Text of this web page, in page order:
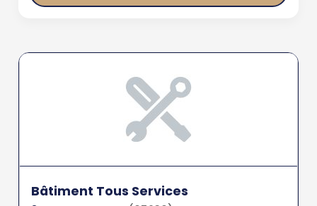
Bâtiment Tous Services